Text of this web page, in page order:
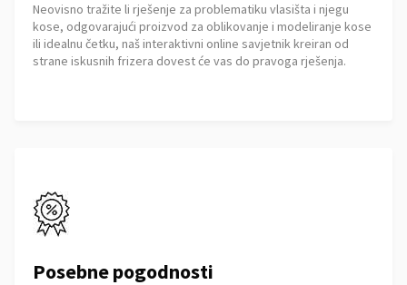
Neovisno tražite li rješenje za problematiku vlasišta i njegu
kose, odgovarajući proizvod za oblikovanje i modeliranje kose
ili idealnu četku, naš interaktivni online savjetnik kreiran od
strane iskusnih frizera dovest će vas do pravoga rješenja.
Posebne pogodnosti